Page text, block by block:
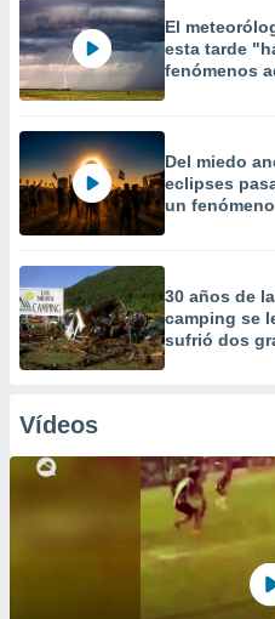
El
esta tarde
fenómenos
Del miedo
eclipses
un
30 años de
camping se
sufrió dos
Vídeos